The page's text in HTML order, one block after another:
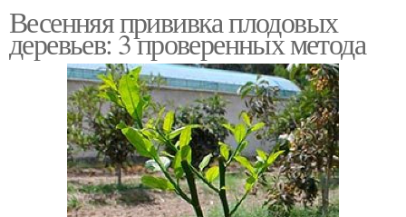
Весенняя прививка плодовых
деревьев: 3 проверенных метода